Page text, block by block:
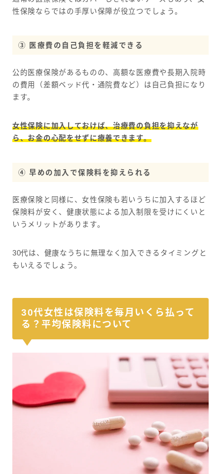
性保険ならではの手厚い保障が役立つでしょう。
③ 医療費の自己負担を軽減できる
公的医療保険があるものの、高額な医療費や長期入院時
の費用（差額ベッド代・通院費など）は自己負担になり
ます。
女性保険に加入しておけば、治療費の負担を抑えなが
ら、お金の心配をせずに療養できます。
④ 早めの加入で保険料を抑えられる
医療保険と同様に、女性保険も若いうちに加入するほど
保険料が安く、健康状態による加入制限を受けにくいと
いうメリットがあります。
30代は、健康なうちに無理なく加入できるタイミングと
もいえるでしょう。
30代女性は保険料を毎月いくら払って
る？平均保険料について